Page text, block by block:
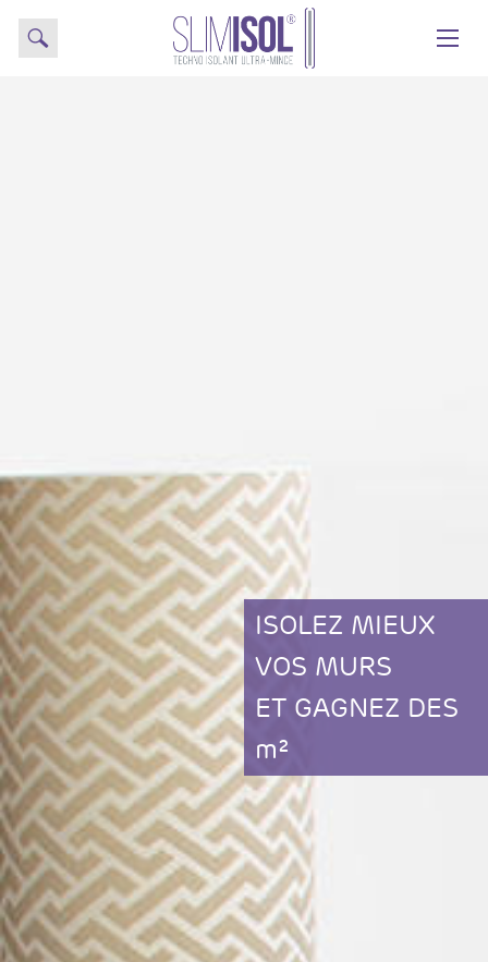
ISOLEZ MIEUX
VOS MURS
ET GAGNEZ DES
m²